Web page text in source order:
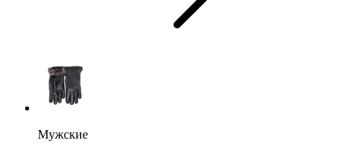
Мужские